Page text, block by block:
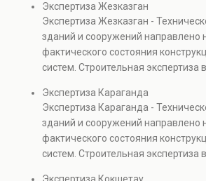
элементов и оценку
Услуга востребована при
капитальном ремонте и
также при судебных
проверках.
Экспертиза Жезказган
Экспертиза Жезказган -
зданий и сооружений направлено
фактического состояния
систем. Строительная экспертиза
элементов и оценку
Услуга востребована при
капитальном ремонте и
также при судебных
проверках.
Экспертиза Караганда
Экспертиза Караганда -
зданий и сооружений направлено
фактического состояния
систем. Строительная экспертиза